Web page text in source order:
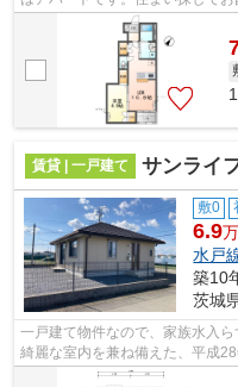
様な賃貸物件を取り扱っているの
賃貸 | 一戸建て サンライ
敷0
6.9
水戸
築10
茨城
一戸建て物件なので、家族水入
綺麗な室内を兼ね備えた、平成
15分に立地しています。筑西市と